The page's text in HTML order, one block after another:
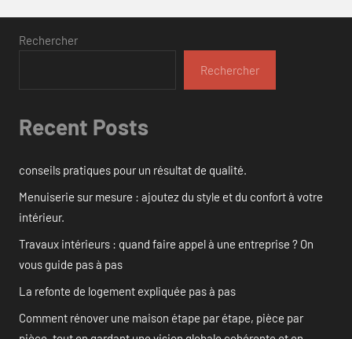
Rechercher
Rechercher
Recent Posts
conseils pratiques pour un résultat de qualité.
Menuiserie sur mesure : ajoutez du style et du confort à votre
intérieur.
Travaux intérieurs : quand faire appel à une entreprise ? On
vous guide pas à pas
La refonte de logement expliquée pas à pas
Comment rénover une maison étape par étape, pièce par